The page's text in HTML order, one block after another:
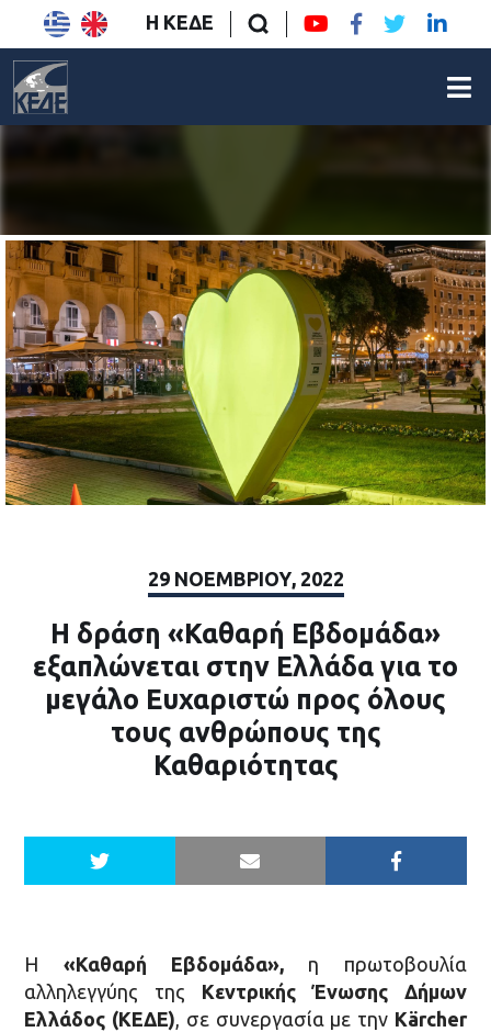
Η ΚΕΔΕ
29 ΝΟΕΜΒΡΊΟΥ, 2022
Η δράση «Καθαρή Εβδομάδα»
εξαπλώνεται στην Ελλάδα για το
μεγάλο Ευχαριστώ προς όλους
τους ανθρώπους της
Καθαριότητας
H «Καθαρή Εβδομάδα», η πρωτοβουλία
αλληλεγγύης της Κεντρικής Ένωσης Δήμων
Ελλάδος (ΚΕΔΕ), σε συνεργασία με την Kärcher